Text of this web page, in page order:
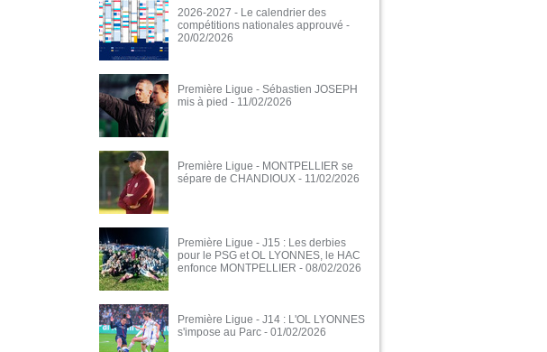
2026-2027 - Le calendrier des
compétitions nationales approuvé -
20/02/2026
Première Ligue - Sébastien JOSEPH
mis à pied - 11/02/2026
Première Ligue - MONTPELLIER se
sépare de CHANDIOUX - 11/02/2026
Première Ligue - J15 : Les derbies
pour le PSG et OL LYONNES, le HAC
enfonce MONTPELLIER - 08/02/2026
Première Ligue - J14 : L'OL LYONNES
s'impose au Parc - 01/02/2026